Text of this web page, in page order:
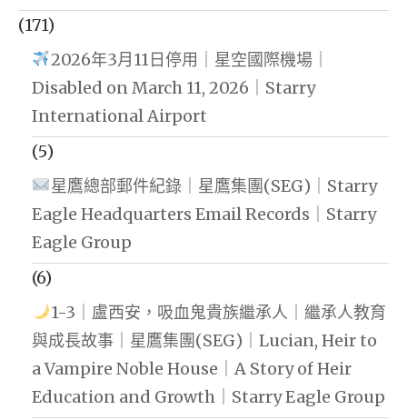
(171)
2026年3月11日停用｜星空國際機場｜
Disabled on March 11, 2026｜Starry
International Airport
(5)
星鷹總部郵件紀錄｜星鷹集團(SEG)｜Starry
Eagle Headquarters Email Records｜Starry
Eagle Group
(6)
1-3｜盧西安，吸血鬼貴族繼承人｜繼承人教育
與成長故事｜星鷹集團(SEG)｜Lucian, Heir to
a Vampire Noble House｜A Story of Heir
Education and Growth｜Starry Eagle Group